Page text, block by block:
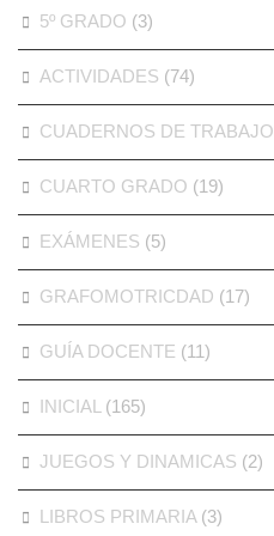
5º GRADO (3)
ACTIVIDADES (74)
CUADERNOS DE TRABAJO
CUARTO GRADO (19)
EXÁMENES (5)
GRAFOMOTRICDAD (17)
GUÍA DOCENTE (11)
INICIAL (165)
JUEGOS Y DINAMICAS (2)
LIBROS PRIMARIA (3)